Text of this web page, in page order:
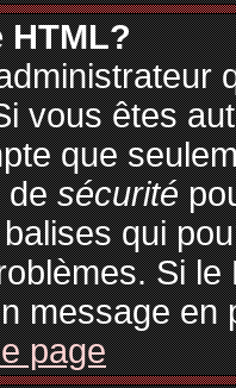
HTML?
vous êtes
que
desécurité
qui
Si
message en
page